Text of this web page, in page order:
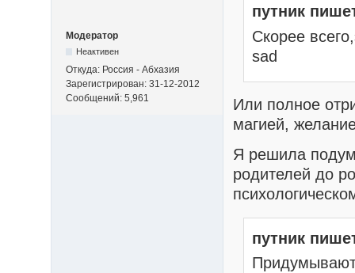
Модератор
Неактивен
Откуда: Россия - Абхазия
Зарегистрирован: 31-12-2012
Сообщений: 5,961
путник
Скорее
sad
Или полное
магией,
Я решила
родителей до
путник